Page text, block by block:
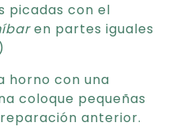
picadas con el
en partes iguales
horno con una
coloque pequeñas
anterior.